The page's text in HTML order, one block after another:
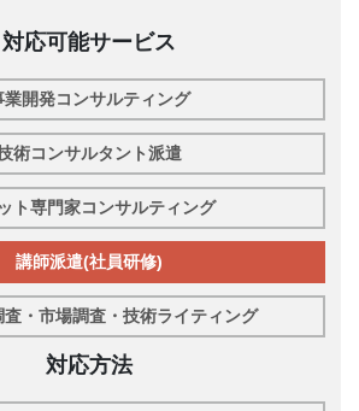
対応可能サービス
業開発コンサルティング
術コンサルタント派遣
ト専門家コンサルティング
講師派遣(社員研修)
査・市場調査・技術ライティング
対応方法